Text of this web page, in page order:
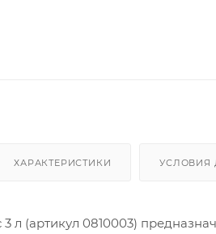
ХАРАКТЕРИСТИКИ УСЛОВИЯ
л (артикул 0810003)